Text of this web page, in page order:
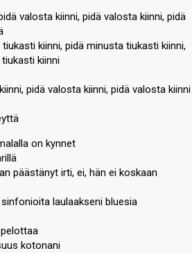
valosta kiinni, pidä valosta kiinni, pidä
kiinni, pidä minusta tiukasti kiinni,
kiinni
pidä valosta kiinni, pidä valosta kiinni
on kynnet
päästänyt irti, ei, hän ei koskaan
laulaakseni bluesia
kotonani